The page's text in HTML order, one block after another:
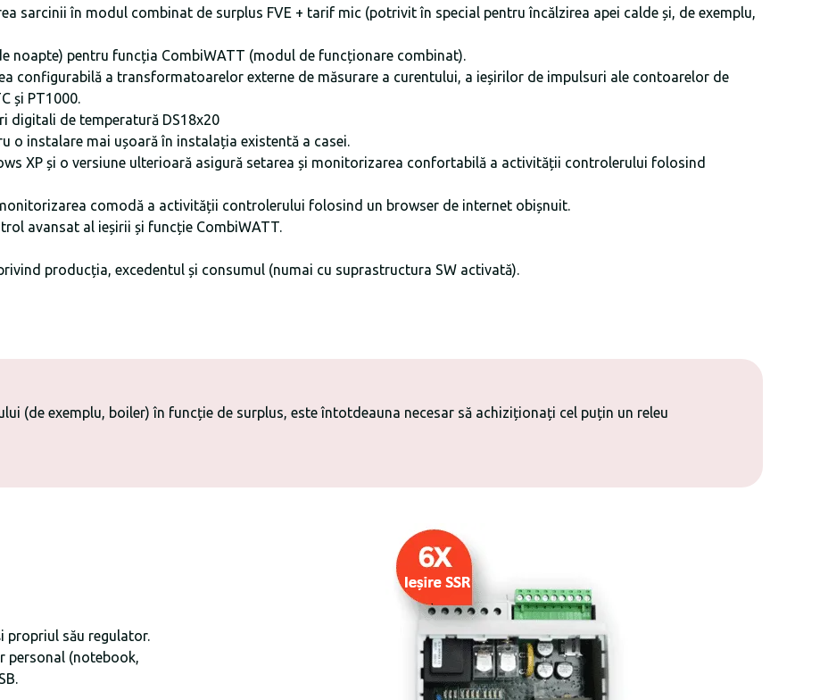
sarcinii în modul combinat de surplus FVE + tarif mic (potrivit în special pentru încălzirea apei calde și, de exemplu,
noapte) pentru funcția CombiWATT (modul de funcționare combinat).
configurabilă a transformatoarelor externe de măsurare a curentului, a ieșirilor de impulsuri ale contoarelor de
și PT1000.
digitali de temperatură DS18x20
instalare mai ușoară în instalația existentă a casei.
XP și o versiune ulterioară asigură setarea și monitorizarea confortabilă a activității controlerului folosind
comodă a activității controlerului folosind un browser de internet obișnuit.
avansat al ieșirii și funcție CombiWATT.
producția, excedentul și consumul (numai cu suprastructura SW activată).
(de exemplu, boiler) în funcție de surplus, este întotdeauna necesar să achiziționați cel puțin un releu
propriul său regulator.
personal (notebook,